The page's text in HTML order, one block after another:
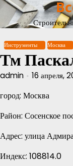
Перейти
содержимому
Инструменты Москва
Тм
admin 16 апреля,
город: Москва
Район: Сосенское
Адрес: улица
Индекс: 108814.0